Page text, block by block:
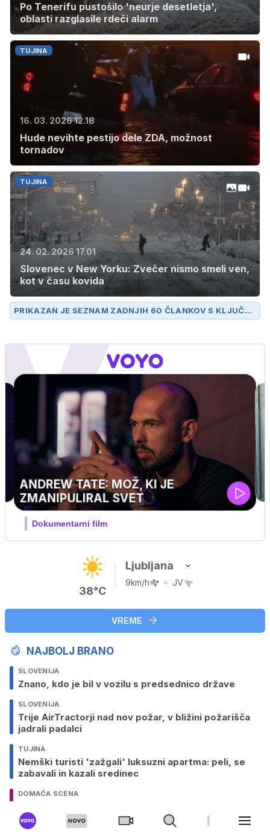
Po Tenerifu pustošilo 'neurje desetletja',
oblasti razglasile rdeči alarm
TUJINA
16. 03. 2026 12.18
Hude nevihte pestijo dele ZDA, možnost
tornadov
TUJINA
24. 02. 2026 17.01
Slovenec v New Yorku: Zvečer nismo smeli ven,
kot v času kovida
PRIKAZAN JE SEZNAM ZADNJIH 60 ČLANKOV S KLJUČN
O BESEDONEVIHTA.
UEFA SUPERPOKAL
V živo na VOYO: sreda ob 20.30
38°C
Ljubljana
9km/h JV
VREME
NAJBOLJ BRANO
SLOVENIJA
Znano, kdo je bil v vozilu s predsednico države
SLOVENIJA
Trije AirTractorji nad nov požar, v bližini požarišča
jadrali padalci
TUJINA
Nemški turisti 'zažgali' luksuzni apartma: peli, se
zabavali in kazali sredinec
DOMAČA SCENA
zahtevek za preživnino?